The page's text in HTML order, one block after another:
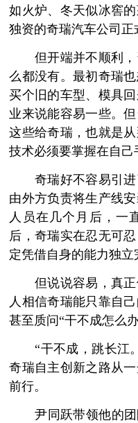
如火炉、冬天似冰窖
独资的奇瑞汽车公司正
但开端并不顺利，
么都没有。最初奇瑞
买个旧的车型、模具
业来说能容易一些。
这些给奇瑞，也就是
技术必须要掌握在自己
奇瑞好不容易引进
由外方负责将生产线
人员在几个月后，一
后，奇瑞实在忍无可
定凭借自身的能力独立
但说说容易，真正
人相信奇瑞能只靠自
甚至质问“干不成怎么
“干不成，跳长江。
奇瑞自主创新之路从
前行。
尹同跃带领他的团